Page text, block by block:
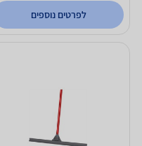
לפרטים נוספים